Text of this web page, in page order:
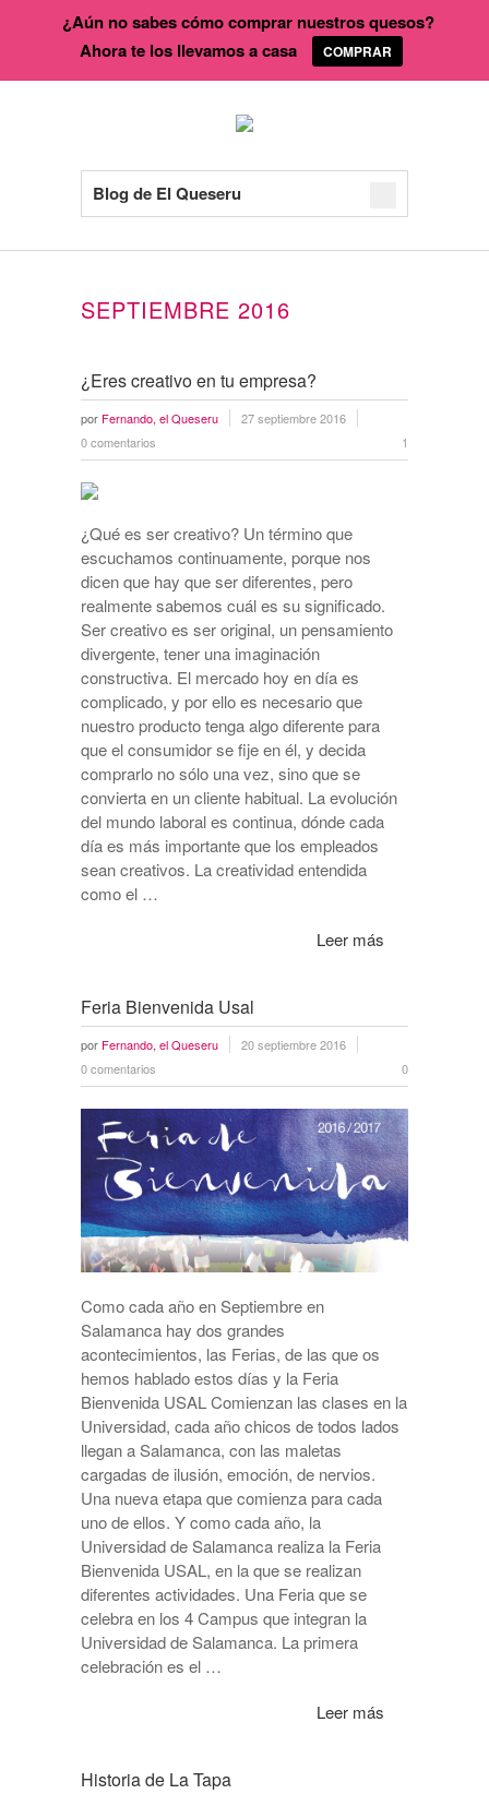
Blog de El Queseru
SEPTIEMBRE 2016
¿Eres creativo en tu empresa?
por Fernando, el Queseru
27 septiembre 2016
0 comentarios
1
¿Qué es ser creativo? Un término que
escuchamos continuamente, porque nos
dicen que hay que ser diferentes, pero
realmente sabemos cuál es su significado.
Ser creativo es ser original, un pensamiento
divergente, tener una imaginación
constructiva. El mercado hoy en día es
complicado, y por ello es necesario que
nuestro producto tenga algo diferente para
que el consumidor se fije en él, y decida
comprarlo no sólo una vez, sino que se
convierta en un cliente habitual. La evolución
del mundo laboral es continua, dónde cada
día es más importante que los empleados
sean creativos. La creatividad entendida
como el …
Leer más
Feria Bienvenida Usal
por Fernando, el Queseru
20 septiembre 2016
0 comentarios
0
Como cada año en Septiembre en
Salamanca hay dos grandes
acontecimientos, las Ferias, de las que os
hemos hablado estos días y la Feria
Bienvenida USAL Comienzan las clases en la
Universidad, cada año chicos de todos lados
llegan a Salamanca, con las maletas
cargadas de ilusión, emoción, de nervios.
Una nueva etapa que comienza para cada
uno de ellos. Y como cada año, la
Universidad de Salamanca realiza la Feria
Bienvenida USAL, en la que se realizan
diferentes actividades. Una Feria que se
celebra en los 4 Campus que integran la
Universidad de Salamanca. La primera
celebración es el …
Leer más
Historia de La Tapa
¿Aún no sabes cómo comprar nuestros quesos?
Ahora te los llevamos a casa
COMPRAR